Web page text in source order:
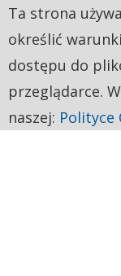
Ta strona
określić
dostępu do
przeglądarce.
naszej: Polityce